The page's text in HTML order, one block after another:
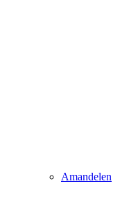
Amandelen